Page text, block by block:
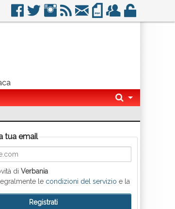
tua email
diVerbania
le condizioni del servizio e la